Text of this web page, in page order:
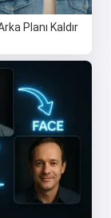
Planı Kaldır